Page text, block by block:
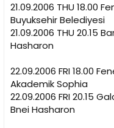
21.09.2006 THU 18.00
Buyuksehir Belediyesi
21.09.2006 THU 20.15
Hasharon
22.09.2006 FRI 18.00
Akademik Sophia
22.09.2006 FRI 20.15
Bnei Hasharon